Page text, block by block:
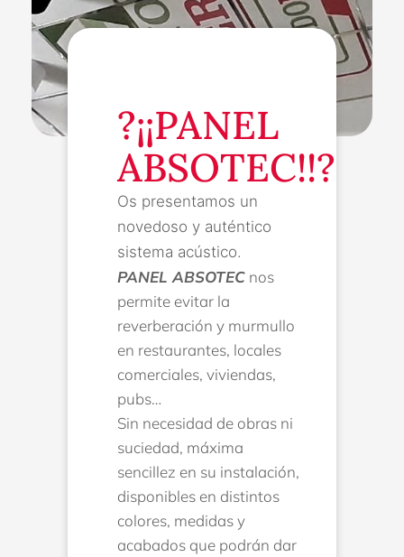
?¡¡PANEL
ABSOTEC!!?
Os presentamos un
novedoso y auténtico
sistema acústico.
PANEL ABSOTEC nos
permite evitar la
reverberación y murmullo
en restaurantes, locales
comerciales, viviendas,
pubs…
Sin necesidad de obras ni
suciedad, máxima
sencillez en su instalación,
disponibles en distintos
colores, medidas y
acabados que podrán dar